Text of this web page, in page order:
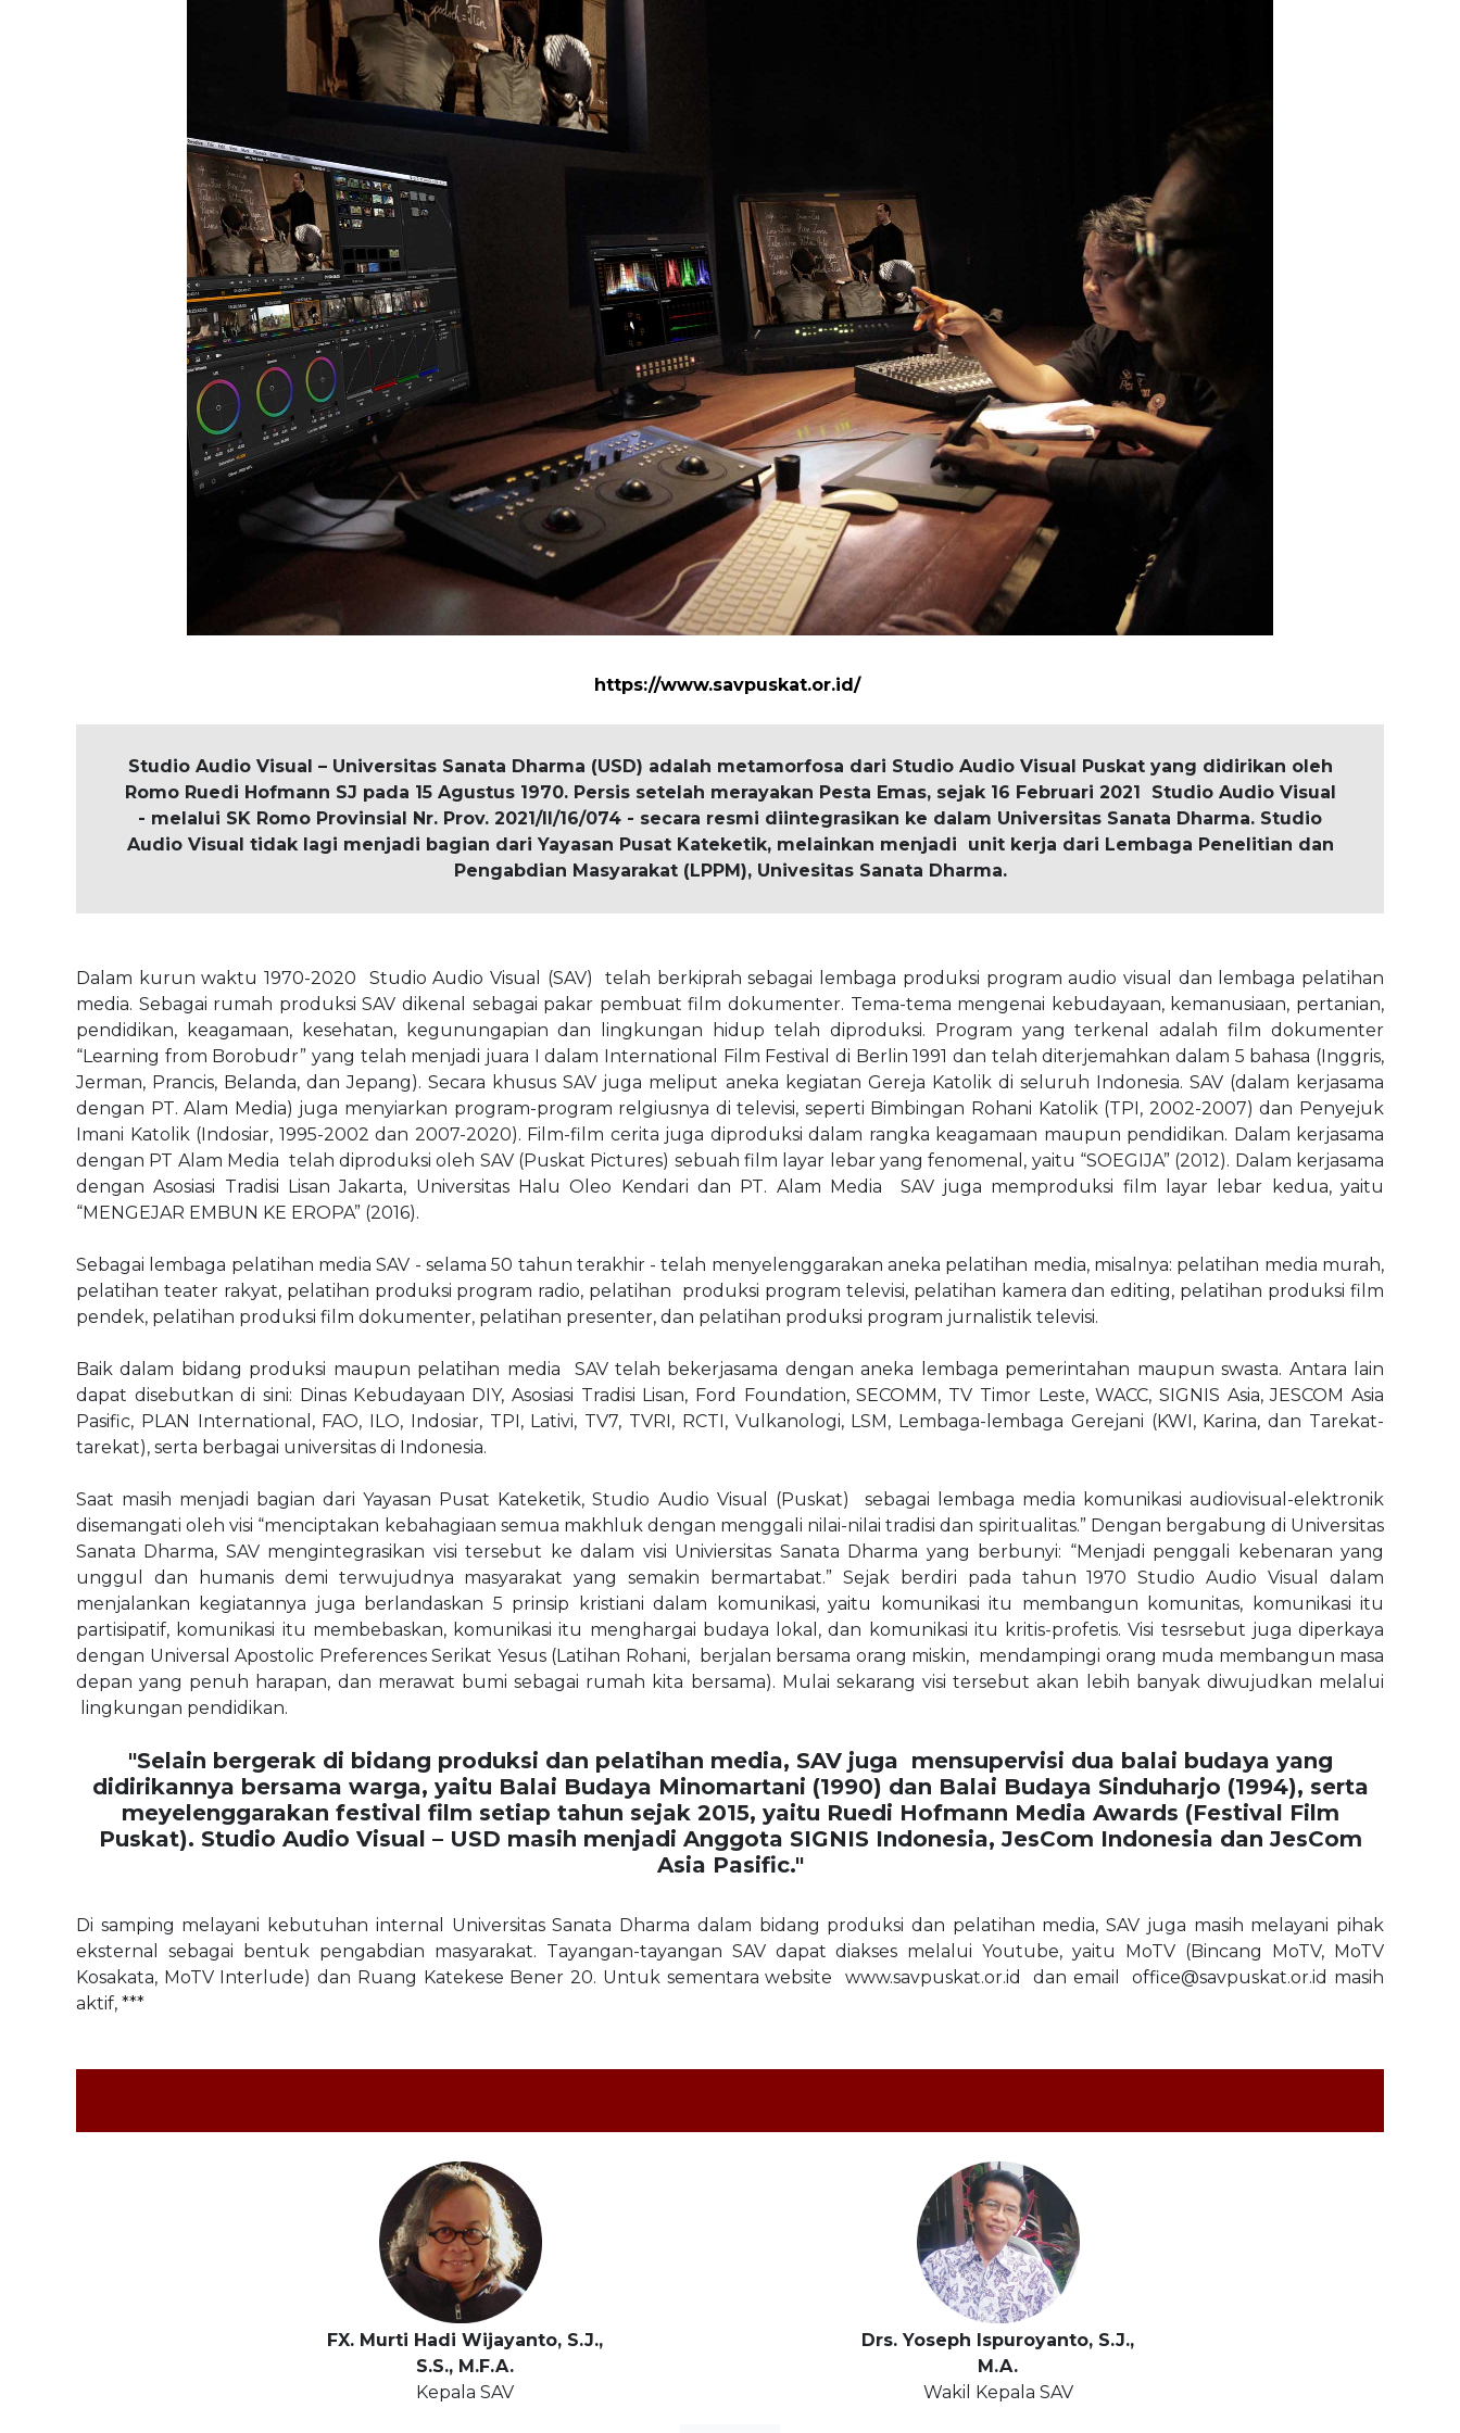
https://www.savpuskat.or.id/
Studio Audio Visual – Universitas Sanata Dharma (USD) adalah metamorfosa dari Studio Audio Visual Puskat yang didirikan oleh
Romo Ruedi Hofmann SJ pada 15 Agustus 1970. Persis setelah merayakan Pesta Emas, sejak 16 Februari 2021 Studio Audio Visual
- melalui SK Romo Provinsial Nr. Prov. 2021/II/16/074 - secara resmi diintegrasikan ke dalam Universitas Sanata Dharma. Studio
Audio Visual tidak lagi menjadi bagian dari Yayasan Pusat Kateketik, melainkan menjadi unit kerja dari Lembaga Penelitian dan
Pengabdian Masyarakat (LPPM), Univesitas Sanata Dharma.
Dalam kurun waktu 1970-2020 Studio Audio Visual (SAV) telah berkiprah sebagai lembaga produksi program audio visual dan lembaga pelatihan
media. Sebagai rumah produksi SAV dikenal sebagai pakar pembuat film dokumenter. Tema-tema mengenai kebudayaan, kemanusiaan, pertanian,
pendidikan, keagamaan, kesehatan, kegunungapian dan lingkungan hidup telah diproduksi. Program yang terkenal adalah film dokumenter
“Learning from Borobudr” yang telah menjadi juara I dalam International Film Festival di Berlin 1991 dan telah diterjemahkan dalam 5 bahasa (Inggris,
Jerman, Prancis, Belanda, dan Jepang). Secara khusus SAV juga meliput aneka kegiatan Gereja Katolik di seluruh Indonesia. SAV (dalam kerjasama
dengan PT. Alam Media) juga menyiarkan program-program relgiusnya di televisi, seperti Bimbingan Rohani Katolik (TPI, 2002-2007) dan Penyejuk
Imani Katolik (Indosiar, 1995-2002 dan 2007-2020). Film-film cerita juga diproduksi dalam rangka keagamaan maupun pendidikan. Dalam kerjasama
dengan PT Alam Media telah diproduksi oleh SAV (Puskat Pictures) sebuah film layar lebar yang fenomenal, yaitu “SOEGIJA” (2012). Dalam kerjasama
dengan Asosiasi Tradisi Lisan Jakarta, Universitas Halu Oleo Kendari dan PT. Alam Media SAV juga memproduksi film layar lebar kedua, yaitu
“MENGEJAR EMBUN KE EROPA” (2016).
Sebagai lembaga pelatihan media SAV - selama 50 tahun terakhir - telah menyelenggarakan aneka pelatihan media, misalnya: pelatihan media murah,
pelatihan teater rakyat, pelatihan produksi program radio, pelatihan produksi program televisi, pelatihan kamera dan editing, pelatihan produksi film
pendek, pelatihan produksi film dokumenter, pelatihan presenter, dan pelatihan produksi program jurnalistik televisi.
Baik dalam bidang produksi maupun pelatihan media SAV telah bekerjasama dengan aneka lembaga pemerintahan maupun swasta. Antara lain
dapat disebutkan di sini: Dinas Kebudayaan DIY, Asosiasi Tradisi Lisan, Ford Foundation, SECOMM, TV Timor Leste, WACC, SIGNIS Asia, JESCOM Asia
Pasific, PLAN International, FAO, ILO, Indosiar, TPI, Lativi, TV7, TVRI, RCTI, Vulkanologi, LSM, Lembaga-lembaga Gerejani (KWI, Karina, dan Tarekat-
tarekat), serta berbagai universitas di Indonesia.
Saat masih menjadi bagian dari Yayasan Pusat Kateketik, Studio Audio Visual (Puskat) sebagai lembaga media komunikasi audiovisual-elektronik
disemangati oleh visi “menciptakan kebahagiaan semua makhluk dengan menggali nilai-nilai tradisi dan spiritualitas.” Dengan bergabung di Universitas
Sanata Dharma, SAV mengintegrasikan visi tersebut ke dalam visi Univiersitas Sanata Dharma yang berbunyi: “Menjadi penggali kebenaran yang
unggul dan humanis demi terwujudnya masyarakat yang semakin bermartabat.” Sejak berdiri pada tahun 1970 Studio Audio Visual dalam
menjalankan kegiatannya juga berlandaskan 5 prinsip kristiani dalam komunikasi, yaitu komunikasi itu membangun komunitas, komunikasi itu
partisipatif, komunikasi itu membebaskan, komunikasi itu menghargai budaya lokal, dan komunikasi itu kritis-profetis. Visi tesrsebut juga diperkaya
dengan Universal Apostolic Preferences Serikat Yesus (Latihan Rohani, berjalan bersama orang miskin, mendampingi orang muda membangun masa
depan yang penuh harapan, dan merawat bumi sebagai rumah kita bersama). Mulai sekarang visi tersebut akan lebih banyak diwujudkan melalui
lingkungan pendidikan.
"Selain bergerak di bidang produksi dan pelatihan media, SAV juga mensupervisi dua balai budaya yang
didirikannya bersama warga, yaitu Balai Budaya Minomartani (1990) dan Balai Budaya Sinduharjo (1994), serta
meyelenggarakan festival film setiap tahun sejak 2015, yaitu Ruedi Hofmann Media Awards (Festival Film
Puskat). Studio Audio Visual – USD masih menjadi Anggota SIGNIS Indonesia, JesCom Indonesia dan JesCom
Asia Pasific."
Di samping melayani kebutuhan internal Universitas Sanata Dharma dalam bidang produksi dan pelatihan media, SAV juga masih melayani pihak
eksternal sebagai bentuk pengabdian masyarakat. Tayangan-tayangan SAV dapat diakses melalui Youtube, yaitu MoTV (Bincang MoTV, MoTV
Kosakata, MoTV Interlude) dan Ruang Katekese Bener 20. Untuk sementara website www.savpuskat.or.id dan email office@savpuskat.or.id masih
aktif, ***
FX. Murti Hadi Wijayanto, S.J.,
S.S., M.F.A.
Kepala SAV
Drs. Yoseph Ispuroyanto, S.J.,
M.A.
Wakil Kepala SAV